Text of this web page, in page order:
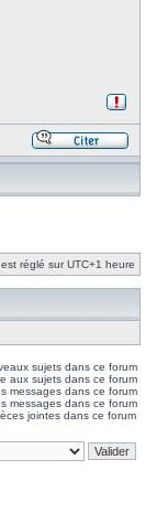
réglé sur UTC+1 heure
sujets dans ce forum
aux sujets dans ce forum
messages dans ce forum
messages dans ce forum
jointes dans ce forum